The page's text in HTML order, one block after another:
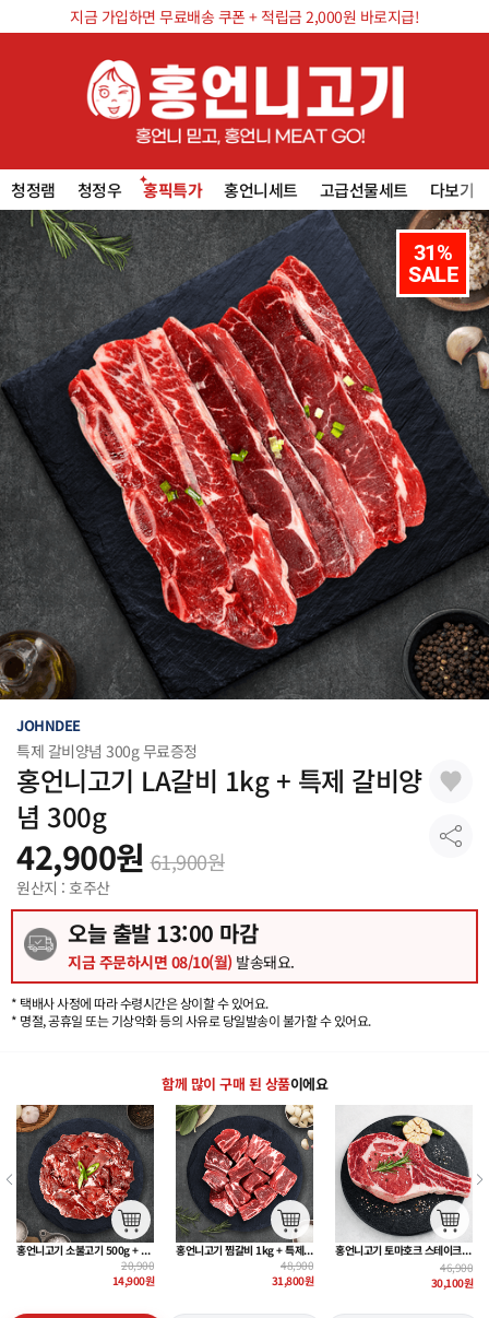
지금 가입하면 무료배송 쿠폰 + 적립금 2,000원 바로지급!
청정램 청정우 홍픽특가 홍언니세트 고급선물세트 다보기
31%
SALE
JOHNDEE
특제 갈비양념 300g 무료증정
홍언니고기 LA갈비 1kg + 특제 갈비양
념 300g
42,900원 61,900원
원산지 : 호주산
오늘 출발 13:00 마감
지금 주문하시면 08/10(월) 발송돼요.
* 택배사 사정에 따라 수령시간은 상이할 수 있어요.
* 명절, 공휴일 또는 기상악화 등의 사유로 당일발송이 불가할 수 있어요.
함께 많이 구매 된 상품이에요
홍언니고기 토마호크 스테이크 500g
46,900
30,100원
홍언니고기 소 곱창 대창 마라곱창 180g~
16,900
8,900원
홍언니고기 우대갈비 500g + 특제 갈비양념 300g
33,900
22,900원